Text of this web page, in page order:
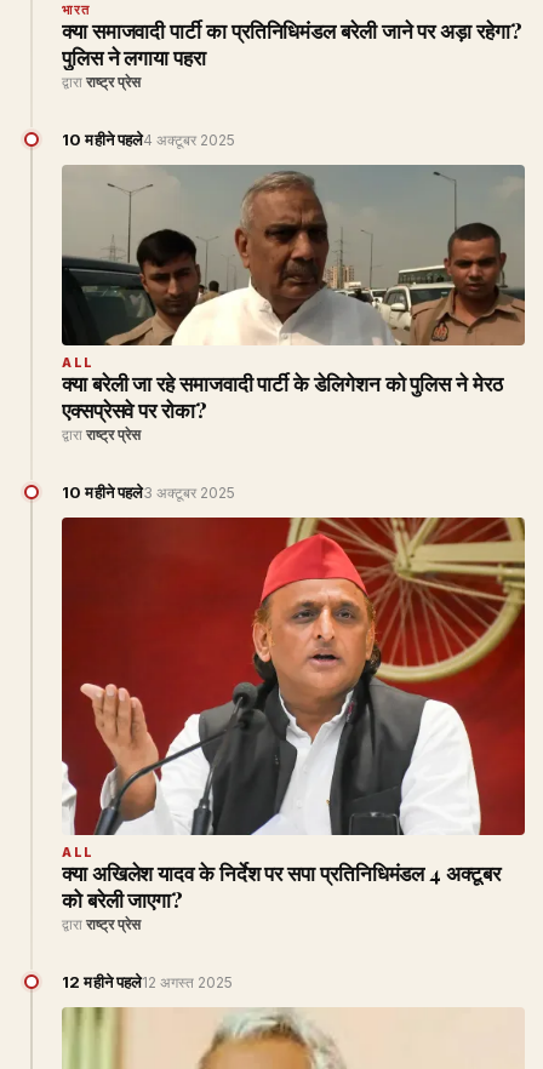
भारत
क्या समाजवादी पार्टी का प्रतिनिधिमंडल बरेली जाने पर अड़ा रहेगा?
पुलिस ने लगाया पहरा
द्वारा राष्ट्र प्रेस
10 महीने पहले4 अक्टूबर 2025
ALL
क्या बरेली जा रहे समाजवादी पार्टी के डेलिगेशन को पुलिस ने मेरठ
एक्सप्रेसवे पर रोका?
द्वारा राष्ट्र प्रेस
10 महीने पहले3 अक्टूबर 2025
ALL
क्या अखिलेश यादव के निर्देश पर सपा प्रतिनिधिमंडल 4 अक्टूबर
को बरेली जाएगा?
द्वारा राष्ट्र प्रेस
12 महीने पहले12 अगस्त 2025